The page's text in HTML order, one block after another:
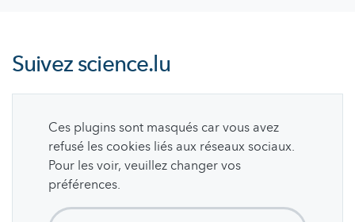
Suivezscience.lu
Ces plugins sont masqués car vous avez
refusé les cookies liés aux réseaux sociaux.
Pour les voir, veuillez changer vos
préférences.